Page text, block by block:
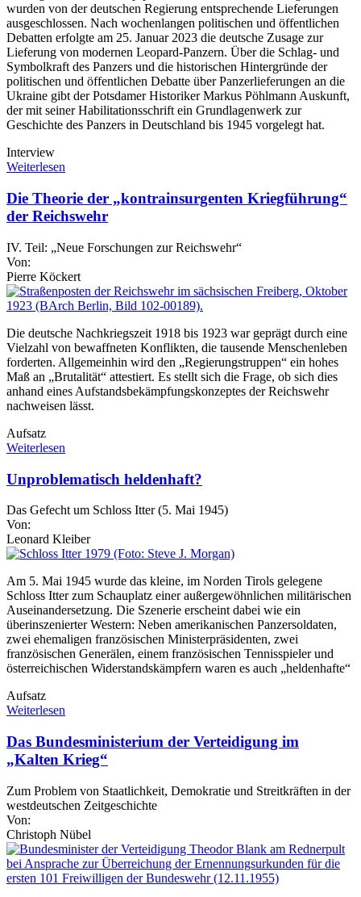
wurden von der deutschen Regierung entsprechende Lieferungen
ausgeschlossen. Nach wochenlangen politischen und öffentlichen
Debatten erfolgte am 25. Januar 2023 die deutsche Zusage zur
Lieferung von modernen Leopard-Panzern. Über die Schlag- und
Symbolkraft des Panzers und die historischen Hintergründe der
politischen und öffentlichen Debatte über Panzerlieferungen an die
Ukraine gibt der Potsdamer Historiker Markus Pöhlmann Auskunft,
der mit seiner Habilitationsschrift ein Grundlagenwerk zur
Geschichte des Panzers in Deutschland bis 1945 vorgelegt hat.
Interview
Weiterlesen
Die Theorie der „kontrainsurgenten Kriegführung“
der Reichswehr
IV. Teil: „Neue Forschungen zur Reichswehr“
Von:
Pierre Köckert
Die deutsche Nachkriegszeit 1918 bis 1923 war geprägt durch eine
Vielzahl von bewaffneten Konflikten, die tausende Menschenleben
forderten. Allgemeinhin wird den „Regierungstruppen“ ein hohes
Maß an „Brutalität“ attestiert. Es stellt sich die Frage, ob sich dies
anhand eines Aufstandsbekämpfungskonzeptes der Reichswehr
nachweisen lässt.
Aufsatz
Weiterlesen
Unproblematisch heldenhaft?
Das Gefecht um Schloss Itter (5. Mai 1945)
Von:
Leonard Kleiber
Am 5. Mai 1945 wurde das kleine, im Norden Tirols gelegene
Schloss Itter zum Schauplatz einer außergewöhnlichen militärischen
Auseinandersetzung. Die Szenerie erscheint dabei wie ein
überinszenierter Western: Neben amerikanischen Panzersoldaten,
zwei ehemaligen französischen Ministerpräsidenten, zwei
französischen Generälen, einem französischen Tennisspieler und
österreichischen Widerstandskämpfern waren es auch „heldenhafte“
Aufsatz
Weiterlesen
Das Bundesministerium der Verteidigung im
„Kalten Krieg“
Zum Problem von Staatlichkeit, Demokratie und Streitkräften in der
westdeutschen Zeitgeschichte
Von:
Christoph Nübel